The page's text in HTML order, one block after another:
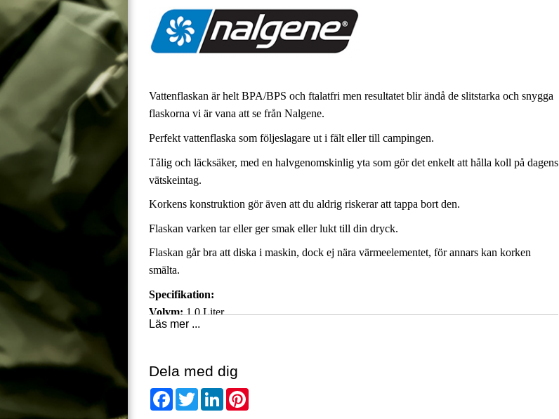
Vattenflaskan är helt BPA/BPS och ftalatfri men resultatet blir ändå de slitstarka och snygga
flaskorna vi är vana att se från Nalgene.
Perfekt vattenflaska som följeslagare ut i fält eller till campingen.
Tålig och läcksäker, med en halvgenomskinlig yta som gör det enkelt att hålla koll på dagens
vätskeintag.
Korkens konstruktion gör även att du aldrig riskerar att tappa bort den.
Flaskan varken tar eller ger smak eller lukt till din dryck.
Flaskan går bra att diska i maskin, dock ej nära värmeelementet, för annars kan korken
smälta.
Specifikation:
Volym:1,0 Liter.
Korkens diameter:
Bredd:
12,2 cm.
Färg:
Foliage.
Läs mer ...
Dela med dig
FacebookTwitterLinkedIn